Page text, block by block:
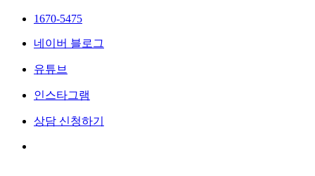
1670-5475
네이버 블로그
유튜브
인스타그램
상담 신청하기